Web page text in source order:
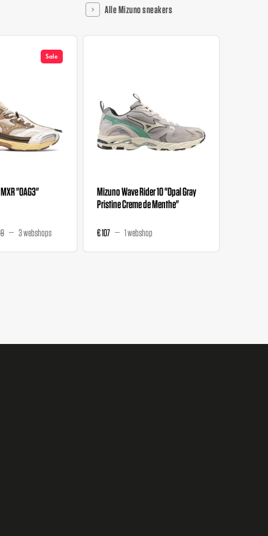
Alle Mizuno sneakers
Sale
"OAG3"
3 webshops
Mizuno Wave Rider 10 "Opal Gray
Pristine Creme de Menthe"
€ 107 1 webshop